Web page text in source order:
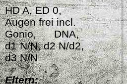
HD A, ED 0,
Augen frei incl.
Gonio, DNA,
d1 N/N, d2 N/d2,
d3 N/N
Eltern: